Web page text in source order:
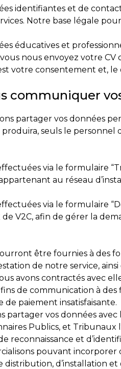
identifiantes et de
Notre base légale
éducatives et
nous envoyez votre
votre consentement et, le
communiquer
partager vos données
produira, seuls le
via le formulaire
au réseau
via le formulaire
V2C, afin de gérer la
être fournies à des
de notre service,
avons contractés avec
de communication à
de paiement insatisfaisante.
vos données avec
Publics, et
reconnaissance et
pouvant incorporer
distribution, d’installation